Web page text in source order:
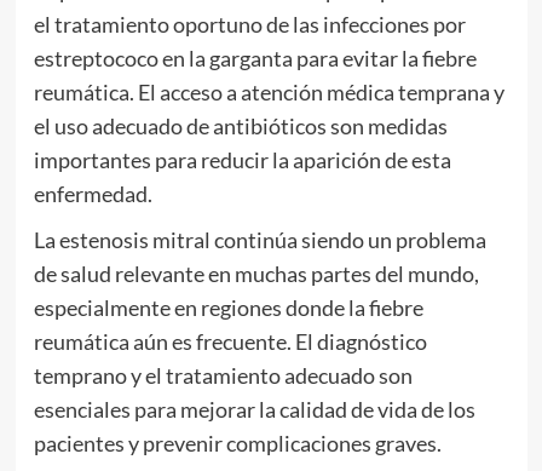
el tratamiento oportuno de las infecciones por
estreptococo en la garganta para evitar la fiebre
reumática. El acceso a atención médica temprana y
el uso adecuado de antibióticos son medidas
importantes para reducir la aparición de esta
enfermedad.
La estenosis mitral continúa siendo un problema
de salud relevante en muchas partes del mundo,
especialmente en regiones donde la fiebre
reumática aún es frecuente. El diagnóstico
temprano y el tratamiento adecuado son
esenciales para mejorar la calidad de vida de los
pacientes y prevenir complicaciones graves.